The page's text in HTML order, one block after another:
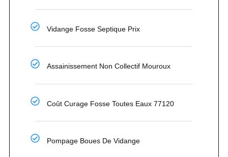
Vidange Fosse Septique Prix
Assainissement Non Collectif Mouroux
Coût Curage Fosse Toutes Eaux 77120
Pompage Boues De Vidange